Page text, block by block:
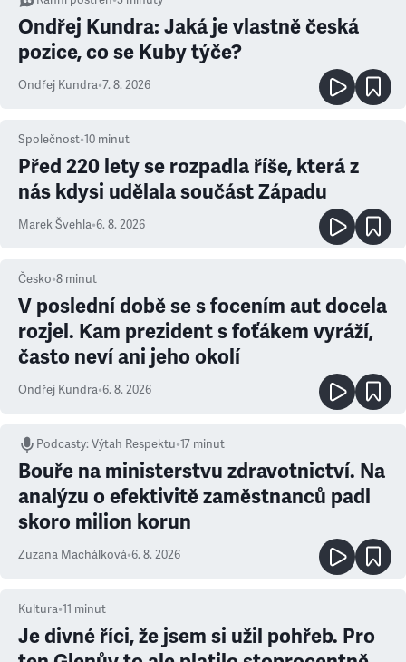
Ondřej Kundra: Jaká je vlastně česká
pozice, co se Kuby týče?
Ondřej Kundra•7. 8. 2026
Společnost•10 minut
Před 220 lety se rozpadla říše, která z
nás kdysi udělala součást Západu
Marek Švehla•6. 8. 2026
Česko•8 minut
V poslední době se s focením aut docela
rozjel. Kam prezident s foťákem vyráží,
často neví ani jeho okolí
Ondřej Kundra•6. 8. 2026
Podcasty:Výtah Respektu•17 minut
Bouře na ministerstvu zdravotnictví. Na
analýzu o efektivitě zaměstnanců padl
skoro milion korun
Zuzana Machálková•6. 8. 2026
Kultura•11 minut
Je divné říci, že jsem si užil pohřeb. Pro